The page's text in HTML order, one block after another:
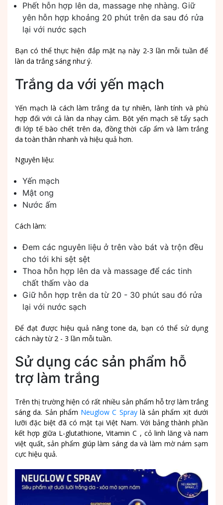
Phết hỗn hợp lên da, massage nhẹ nhàng. Giữ
yên hỗn hợp khoảng 20 phút trên da sau đó rửa
lại với nước sạch
Bạn có thể thực hiện đắp mặt nạ này 2-3 lần mỗi tuần để
làn da trắng sáng như ý.
Trắng da với yến mạch
Yến mạch là cách làm trắng da tự nhiên, lành tính và phù
hợp đối với cả làn da nhạy cảm. Bột yến mạch sẽ tẩy sạch
đi lớp tế bào chết trên da, đồng thời cấp ẩm và làm trắng
da toàn thân nhanh và hiệu quả hơn.
Nguyên liệu:
Yến mạch
Mật ong
Nước ấm
Cách làm:
Đem các nguyên liệu ở trên vào bát và trộn đều
cho tới khi sệt sệt
Thoa hỗn hợp lên da và massage để các tinh
chất thấm vào da
Giữ hỗn hợp trên da từ 20 - 30 phút sau đó rửa
lại với nước sạch
Để đạt được hiệu quả nâng tone da, bạn có thể sử dụng
cách này từ 2 - 3 lần mỗi tuần.
Sử dụng các sản phẩm hỗ
trợ làm trắng
Trên thị trường hiện có rất nhiều sản phẩm hỗ trợ làm trắng
sáng da. Sản phẩm Neuglow C Spraylà sản phẩm xịt dưới
lưỡi đặc biệt đã có mặt tại Việt Nam. Với bảng thành phần
kết hợp giữa L-glutathione, Vitamin C , cỏ linh lăng và nam
việt quất, sản phẩm giúp làm sáng da và làm mờ nám sạm
cực hiệu quả.